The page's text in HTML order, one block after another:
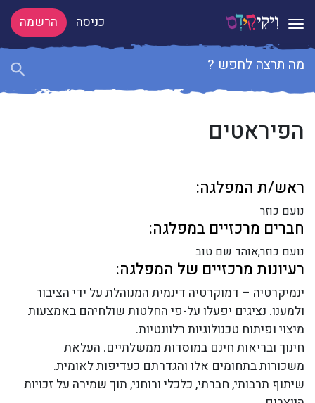
Toggle navigation כניסה הרשמה
הפיראטים
ראש/ת המפלגה:
נועם כוזר
חברים מרכזיים במפלגה:
נועם כוזר,אוהד שם טוב
רעיונות מרכזיים של המפלגה:
ינמיקרטיה – דמוקרטיה דינמית המנוהלת על ידי הציבור
ולמענו. נציגים יפעלו על-פי החלטות שולחיהם באמצעות
מיצוי ופיתוח טכנולוגיות רלוונטיות.
חינוך ובריאות חינם במוסדות ממשלתיים. העלאת
משכורות בתחומים אלו והגדרתם כעדיפות לאומית.
שיתוף תרבותי, חברתי, כלכלי ורוחני, תוך שמירה על זכויות